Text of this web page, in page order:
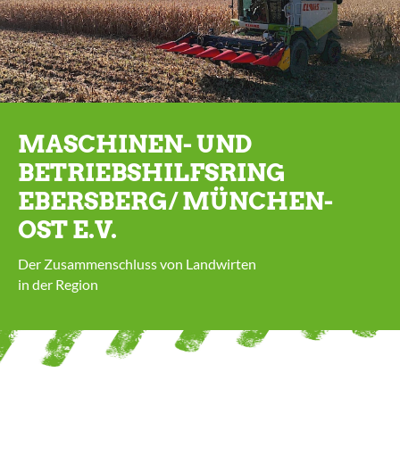
MASCHINEN- UND
BETRIEBS­HILFSRING
EBERSBERG/ MÜNCHEN-
OST E.V.
Der Zusammenschluss von Landwirten
in der Region